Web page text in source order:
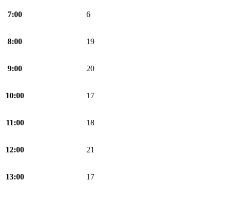
7:00 6
8:00 19
9:00 20
10:00 17
11:00 18
12:00 21
13:00 17